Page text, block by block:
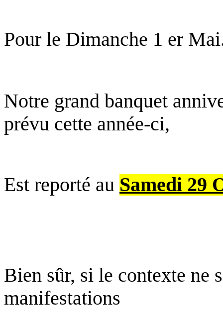
Pour le Dimanche 1 er
Notre grand banquet
prévu cette année-ci,
Est reporté au Samedi 29
Bien sûr, si le contexte ne
manifestations